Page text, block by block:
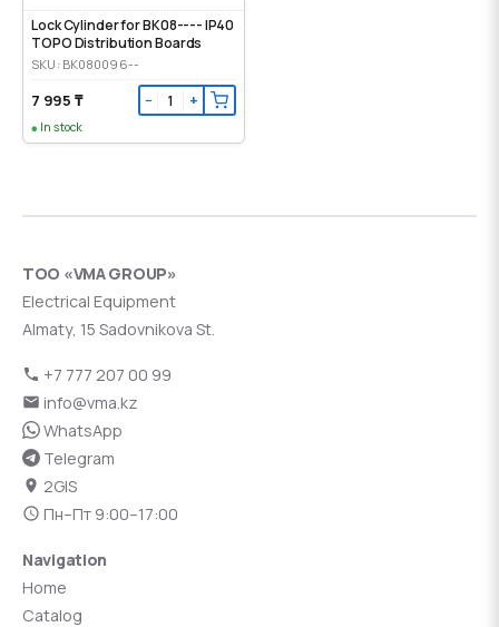
Lock Cylinder for BK08---- IP40
TOPO Distribution Boards
SKU: BK080096--
7 995 ₸ − +
In stock
ТОО «VMA GROUP»
Electrical Equipment
Almaty, 15 Sadovnikova St.
+7 777 207 00 99
info@vma.kz
WhatsApp
Telegram
2GIS
Пн–Пт 9:00–17:00
Navigation
Home
Catalog